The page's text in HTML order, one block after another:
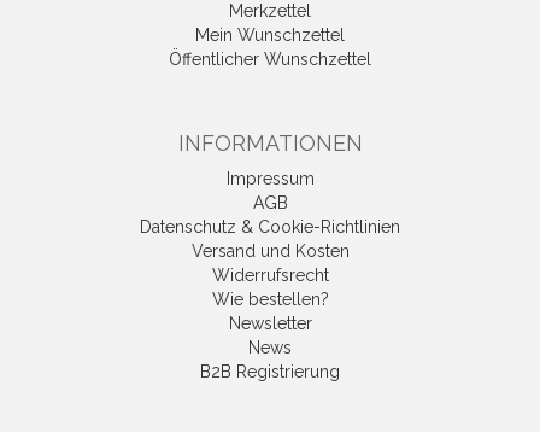
Merkzettel
Mein Wunschzettel
Öffentlicher Wunschzettel
INFORMATIONEN
Impressum
AGB
Datenschutz & Cookie-Richtlinien
Versand und Kosten
Widerrufsrecht
Wie bestellen?
Newsletter
News
B2B Registrierung